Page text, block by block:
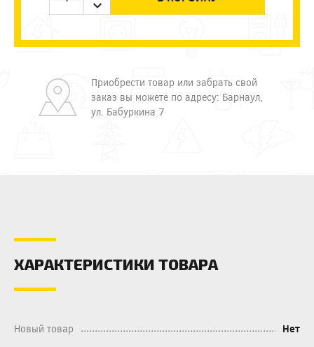
Приобрести товар или забрать свой
заказ вы можете по адресу: Барнаул,
ул. Бабуркина 7
ХАРАКТЕРИСТИКИ ТОВАРА
Новый товар Нет